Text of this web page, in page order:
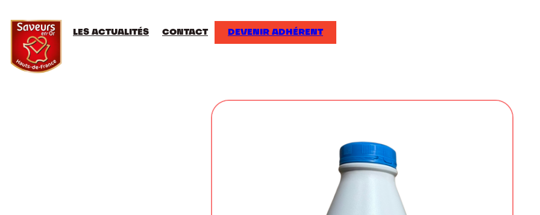
LES ACTUALITÉS CONTACT DEVENIR ADHÉRENT